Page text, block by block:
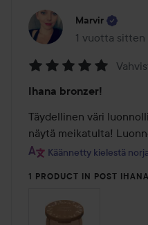
Marvir
1 vuotta sitten
Viesti luotiin 1
5
/
5
Ihana bronzer!
Täydellinen väri
näytä meikatulta!
Käännetty kielestä
1 PRODUCT IN POST